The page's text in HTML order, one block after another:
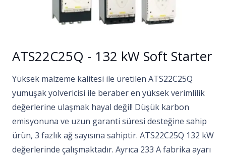
ATS22C25Q - 132 kW Soft Starter
Yüksek malzeme kalitesi ile üretilen ATS22C25Q
yumuşak yolvericisi ile beraber en yüksek verimlilik
değerlerine ulaşmak hayal değil! Düşük karbon
emisyonuna ve uzun garanti süresi desteğine sahip
ürün, 3 fazlık ağ sayısına sahiptir. ATS22C25Q 132 kW
değerlerinde çalışmaktadır. Ayrıca 233 A fabrika ayarı